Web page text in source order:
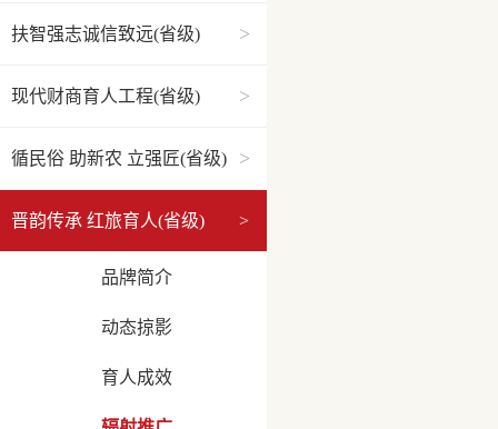
扶智强志诚信致远(省级) >
现代财商育人工程(省级) >
循民俗 助新农 立强匠(省级) >
晋韵传承 红旅育人(省级) >
品牌简介
动态掠影
育人成效